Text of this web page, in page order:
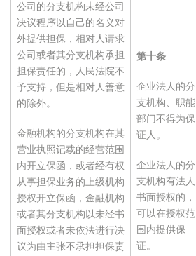
公司的分支机构未经公司
决议程序以自己的名义对
外提供担保，相对人请求
公司或者其分支机构承担
担保责任的，人民法院不
予支持，但是相对人善意
的除外。
金融机构的分支机构在其
营业执照记载的经营范围
内开立保函，或者经有权
从事担保业务的上级机构
授权开立保函，金融机构
或者其分支机构以未经书
面授权或者未依法进行决
议为由主张不承担担保责
第十条
企业法人的分
支机构、职能
部门不得为保
证人。
企业法人的分
支机构有法人
书面授权的，
可以在授权范
围内提供保
证。